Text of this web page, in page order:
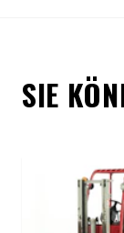
SIE